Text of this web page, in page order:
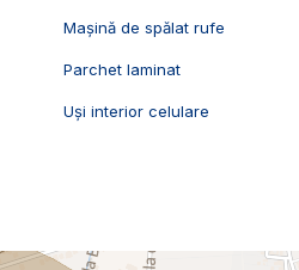
Mașină de spălat rufe
Parchet laminat
Uși interior celulare